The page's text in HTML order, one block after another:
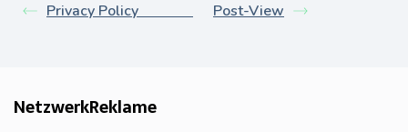
Privacy Policy Post-View
NetzwerkReklame